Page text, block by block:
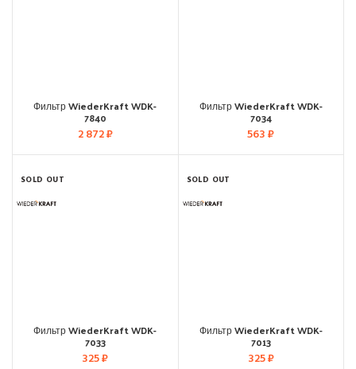
Фильтр WiederKraft WDK-
7840
2 872₽
Фильтр WiederKraft WDK-
7034
563₽
SOLD OUT
Фильтр WiederKraft WDK-
7033
325₽
SOLD OUT
Фильтр WiederKraft WDK-
7013
325₽